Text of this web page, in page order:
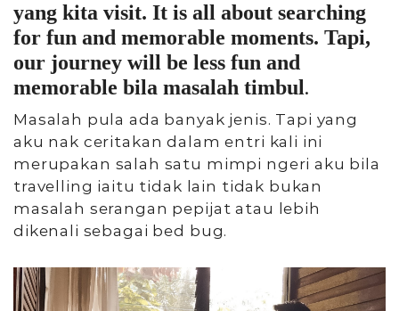
yang kita visit. It is all about searching
for fun and memorable moments. Tapi,
our journey will be less fun and
memorable bila masalah timbul.
Masalah pula ada banyak jenis. Tapi yang
aku nak ceritakan dalam entri kali ini
merupakan salah satu mimpi ngeri aku bila
travelling iaitu tidak lain tidak bukan
masalah serangan pepijat atau lebih
dikenali sebagai bed bug.